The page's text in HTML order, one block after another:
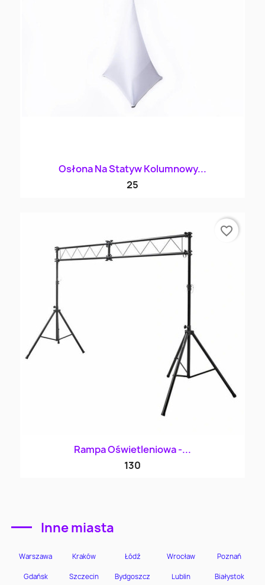
Osłona Na Statyw Kolumnowy...
25
Rampa Oświetleniowa -...
130
favorite_border
Inne miasta